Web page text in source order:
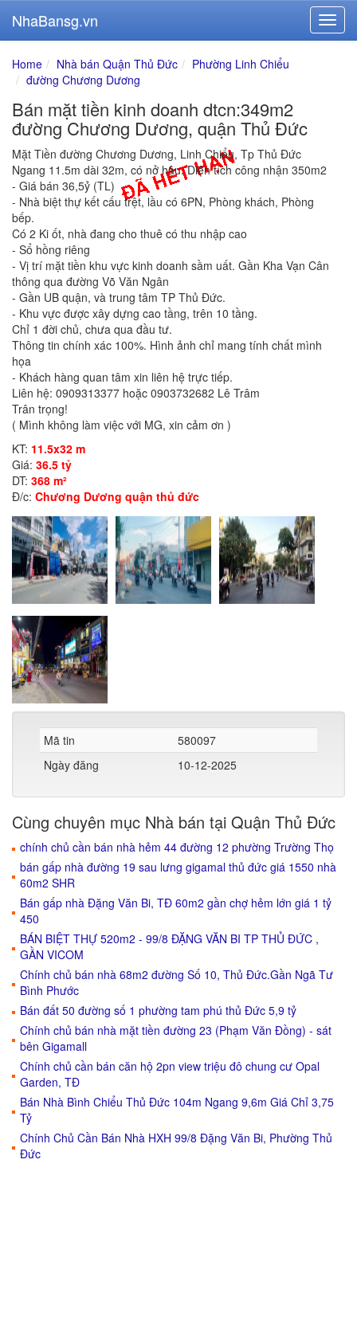
NhaBansg.vn
Home Nhà bán Quận Thủ Đức
Phường Linh Chiểu
đường Chương Dương
Bán mặt tiền kinh doanh dtcn:349m2
đường Chương Dương, quận Thủ Đức
Mặt Tiền đường Chương Dương, Linh Chiểu, Tp Thủ Đức
Ngang 11.5m dài 32m, có nở hậu. Diện tích công nhận 350m2
- Giá bán 36,5ỷ (TL)
- Nhà biệt thự kết cấu trệt, lầu có 6PN, Phòng khách, Phòng
bếp.
Có 2 Ki ốt, nhà đang cho thuê có thu nhập cao
- Sổ hồng riêng
- Vị trí mặt tiền khu vực kinh doanh sầm uất. Gần Kha Vạn Cân
thông qua đường Võ Văn Ngân
- Gần UB quận, và trung tâm TP Thủ Đức.
- Khu vực được xây dựng cao tầng, trên 10 tầng.
Chỉ 1 đời chủ, chưa qua đầu tư.
Thông tin chính xác 100%. Hình ảnh chỉ mang tính chất mình
họa
- Khách hàng quan tâm xin liên hệ trực tiếp.
Liên hệ: 0909313377 hoặc 0903732682 Lê Trâm
Trân trọng!
( Mình không làm việc với MG, xin cảm ơn )
KT: 11.5x32 m
Giá: 36.5 tỷ
DT: 368 m²
Đ/c: Chương Dương quận thủ đức
Mã tin
580097
Ngày đăng
10-12-2025
Cùng chuyên mục Nhà bán tại Quận Thủ Đức
chính chủ cần bán nhà hẻm 44 đường 12 phường Trường Thọ
bán gấp nhà đường 19 sau lưng gigamal thủ đức giá 1550 nhà
60m2 SHR
Bán gấp nhà Đặng Văn Bi, TĐ 60m2 gần chợ hẻm lớn giá 1 tỷ
450
BÁN BIỆT THỰ 520m2 - 99/8 ĐẶNG VĂN BI TP THỦ ĐỨC ,
GẦN VICOM
Chính chủ bán nhà 68m2 đường Số 10, Thủ Đức.Gần Ngã Tư
Bình Phước
Bán đất 50 đường số 1 phường tam phú thủ Đức 5,9 tỷ
Chính chủ bán nhà mặt tiền đường 23 (Phạm Văn Đồng) - sát
bên Gigamall
Chính chủ cần bán căn hộ 2pn view triệu đô chung cư Opal
Garden, TĐ
Bán Nhà Bình Chiểu Thủ Đức 104m Ngang 9,6m Giá Chỉ 3,75
Tỷ
Chính Chủ Cần Bán Nhà HXH 99/8 Đặng Văn Bi, Phường Thủ
Đức